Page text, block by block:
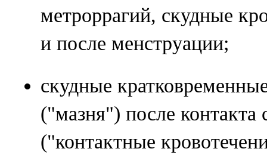
метроррагий, скудные
и после менструации;
скудные
("мазня") после
("контактные